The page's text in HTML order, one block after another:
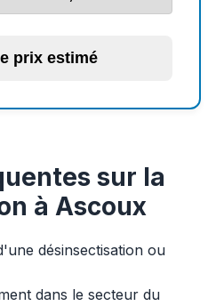
prix estimé
sur la
à Ascoux
désinsectisation ou
dans le secteur du